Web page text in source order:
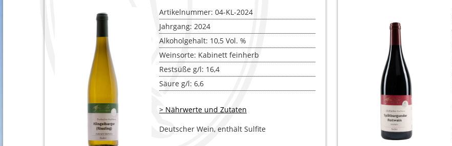
BLANC DE NOIR
SPÄTBUR­GUNDER ROTWEIN
EIGENE SEKTE (FLASCHEN­GÄRUNG)
TRAUBENSAFT
Artikelnummer: 04-KL-2024
Jahrgang: 2024
Alkoholgehalt: 10,5 Vol. %
Weinsorte: Kabinett feinherb
Restsüße g/l: 16,4
Säure g/l: 6,6
> Nährwerte und Zutaten
Deutscher Wein, enthält Sulfite